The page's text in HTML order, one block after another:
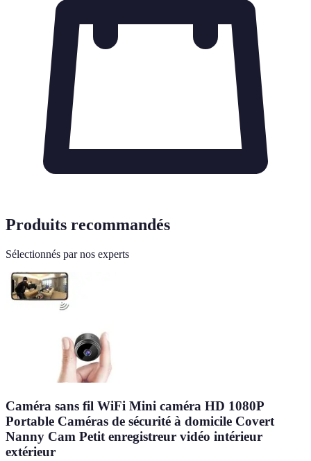
Produits recommandés
Sélectionnés par nos experts
Caméra sans fil WiFi Mini caméra HD 1080P
Portable Caméras de sécurité à domicile Covert
Nanny Cam Petit enregistreur vidéo intérieur
extérieur